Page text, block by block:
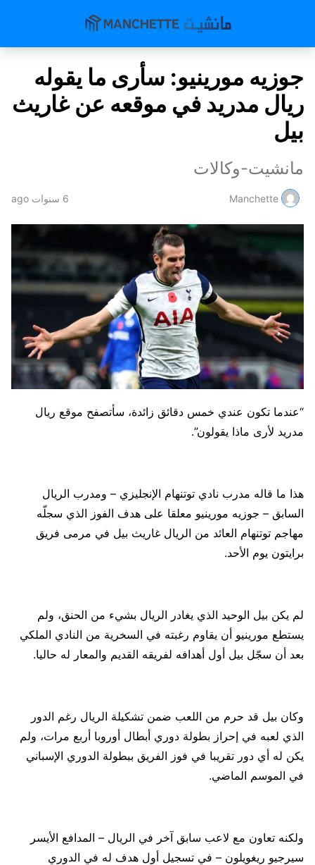
جوزيه مورينيو: سأرى ما يقوله
ريال مدريد في موقعه عن غاريث
بيل
مانشيت-وكالات
Manchette 6 سنوات ago
“عندما تكون عندي خمس دقائق زائدة، سأتصفح موقع ريال
مدريد لأرى ماذا يقولون”.
هذا ما قاله مدرب نادي توتنهام الإنجليزي – ومدرب الريال
السابق – جوزيه مورينيو معلقا على هدف الفوز الذي سجلّه
مهاجم توتنهام العائد من الريال غاريث بيل في مرمى فريق
برايتون يوم الأحد.
لم يكن بيل الوحيد الذي يغادر الريال بشيء من الحنق، ولم
يستطع مورينيو أن يقاوم رغبته في السخرية من النادي الملكي
بعد أن سجّل بيل أول أهدافه لفريقه القديم والمعار له حاليا.
وكان بيل قد حرم من اللعب ضمن تشكيلة الريال رغم الدور
الذي لعبه في إحراز بطولة دوري أبطال أوروبا أربع مرات، ولم
يكن له أي دور تقريبا في فوز الفريق ببطولة الدوري الإسباني
في الموسم الماضي.
ولكنه تعاون مع لاعب سابق آخر في الريال – المدافع الأيسر
سيرجيو ريغويلون – في تسجيل أول هدف له في الدوري